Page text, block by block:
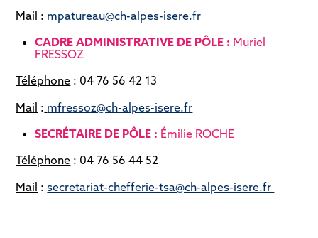
Mail : mpatureau@ch-alpes-isere.fr
CADRE ADMINISTRATIVE DE PÔLE : Muriel
FRESSOZ
Téléphone : 04 76 56 42 13
Mail : mfressoz@ch-alpes-isere.fr
SECRÉTAIRE DE PÔLE : Émilie ROCHE
Téléphone : 04 76 56 44 52
Mail : secretariat-chefferie-tsa@ch-alpes-isere.fr